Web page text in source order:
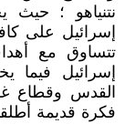
نتنياهو ؛ حيث
إسرائيل على
تتساوق مع
إسرائيل فيما
القدس وقطاع
فكرة قديمة